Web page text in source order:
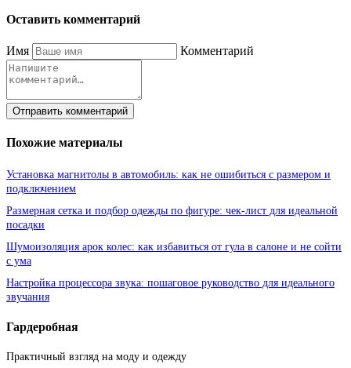
Оставить комментарий
Имя Комментарий
Отправить комментарий
Похожие материалы
Установка магнитолы в автомобиль: как не ошибиться с размером и
подключением
Размерная сетка и подбор одежды по фигуре: чек-лист для идеальной
посадки
Шумоизоляция арок колес: как избавиться от гула в салоне и не сойти
с ума
Настройка процессора звука: пошаговое руководство для идеального
звучания
Гардеробная
Практичный взгляд на моду и одежду